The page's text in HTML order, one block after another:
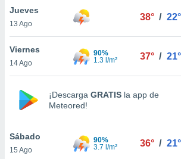
de
aceptar
de
Jueves
13 Ago
38° / 22°
Viernes
14 Ago
90%
1.3 l/m²
37° / 21°
¡Descarga GRATIS la app de
Meteored!
Sábado
15 Ago
90%
3.7 l/m²
36° / 21°